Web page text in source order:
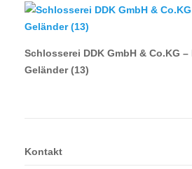
Schlosserei DDK GmbH & Co.KG –
Geländer (13)
Kontakt